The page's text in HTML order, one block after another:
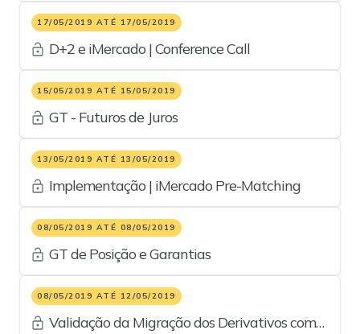
17/05/2019 ATÉ 17/05/2019
D+2 e iMercado | Conference Call
15/05/2019 ATÉ 15/05/2019
GT - Futuros de Juros
13/05/2019 ATÉ 13/05/2019
Implementação | iMercado Pre-Matching
08/05/2019 ATÉ 08/05/2019
GT de Posição e Garantias
08/05/2019 ATÉ 12/05/2019
Validação da Migração dos Derivativos com